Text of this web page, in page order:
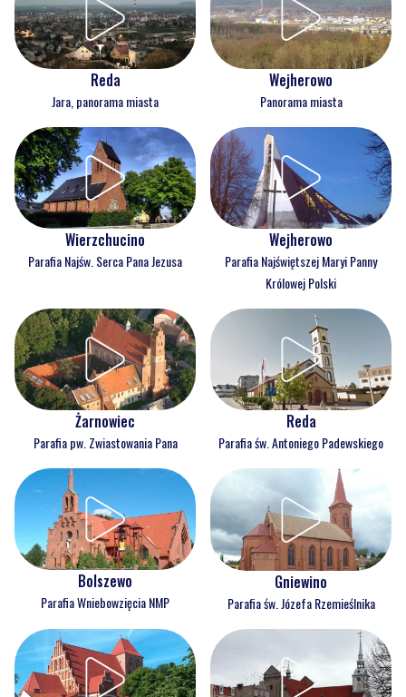
Reda
Jara, panorama miasta
Wejherowo
Panorama miasta
Wierzchucino
Parafia Najśw. Serca Pana Jezusa
Wejherowo
Parafia Najświętszej Maryi Panny
Królowej Polski
Żarnowiec
Parafia pw. Zwiastowania Pana
Reda
Parafia św. Antoniego Padewskiego
Bolszewo
Parafia Wniebowzięcia NMP
Gniewino
Parafia św. Józefa Rzemieślnika